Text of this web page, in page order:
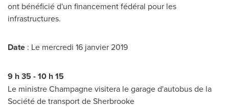
ont bénéficié d'un financement fédéral pour les
infrastructures.
Date : Le mercredi 16 janvier 2019
9 h 35 - 10 h 15
Le ministre Champagne visitera le garage d'autobus de la
Société de transport deSherbrooke